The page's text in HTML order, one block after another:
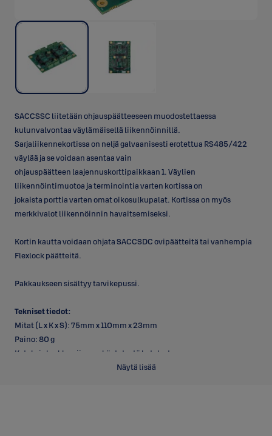
SACCSSC liitetään ohjauspäätteeseen muodostettaessa
kulunvalvontaa väylämäisellä liikennöinnillä.
Sarjaliikennekortissa on neljä galvaanisesti erotettua RS485/422
väylää ja se voidaan asentaa vain
ohjauspäätteen laajennuskorttipaikkaan 1. Väylien
liikennöintimuotoa ja terminointia varten kortissa on
jokaista porttia varten omat oikosulkupalat. Kortissa on myös
merkkivalot liikennöinnin havaitsemiseksi.
Kortin kautta voidaan ohjata SACCSDC ovipäätteitä tai vanhempia
Flexlock päätteitä.
Pakkaukseen sisältyy tarvikepussi.
Tekniset tiedot:
Mitat (L x K x S): 75mm x 110mm x 23mm
Paino: 80 g
Kotelo ja luokka: riippuu käytetystä kotelosta
Käyttölämpötila: -10…+50°CNäytä lisää